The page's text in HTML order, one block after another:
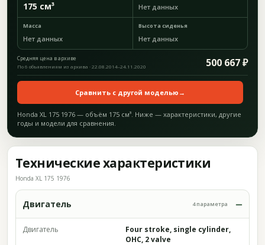
175 см³ Нет данных
Масса
Нет данных
Высота сиденья
Нет данных
Средняя цена в архиве 500 667 ₽
По 6 объявлениям из архива · 22.08.2014–24.11.2020
Сравнить с другой моделью →
Honda XL 175 1976 — объём 175 см³. Ниже — характеристики, другие
годы и модели для сравнения.
Технические характеристики
Honda XL 175 1976
Двигатель 4 параметра
Двигатель
Four stroke, single cylinder,
OHC, 2 valve